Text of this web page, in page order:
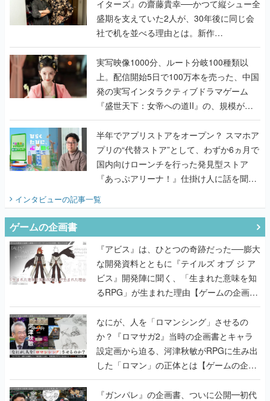
イターズ』の齋藤貴幸──かつて縦シュー全
盛期を支えていた2人が、30年後に同じ会
社で机を並べる理由とは。新作
『TATSUJIN EXTREME』で初タッグを組
んだレジェンド2人に訊く開発秘話
実写映像1000分、ルート分岐100種類以
上。配信開始5日で100万本を売った、中国
発の実写インタラクティブドラマゲーム
『盛世天下：女帝への道II』の、規模が違
うこだわりをプロデューサーに聞いた
半年でアプリストアをオープン？ スマホア
プリの“代替ストア”として、わずか6ヵ月で
国内向けローンチを行った発見型ストア
『あっぷアリーナ！』仕掛け人に話を聞い
インタビューの記事一覧
ゲームの企画書
『アビス』は、ひとつの奇跡だった──膨大
な開発資料とともに『テイルズ オブ ジ ア
ビス』開発陣に聞く、「生まれた意味を知
るRPG」が生まれた理由【ゲームの企画
書】
なにが、人を「ロマンシング」させるの
か？『ロマサガ2』当時の企画書とキャラ
設定画から迫る、河津秋敏がRPGに生み出
した「ロマン」の正体とは【ゲームの企画
書】
『ガンパレ』の企画書、ついに公開━初代